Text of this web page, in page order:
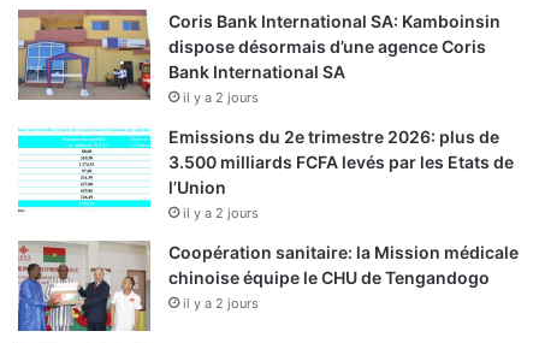
Coris Bank International SA: Kamboinsin
dispose désormais d’une agence Coris
Bank International SA
il y a 2 jours
Emissions du 2e trimestre 2026: plus de
3.500 milliards FCFA levés par les Etats de
l’Union
il y a 2 jours
Coopération sanitaire: la Mission médicale
chinoise équipe le CHU de Tengandogo
il y a 2 jours